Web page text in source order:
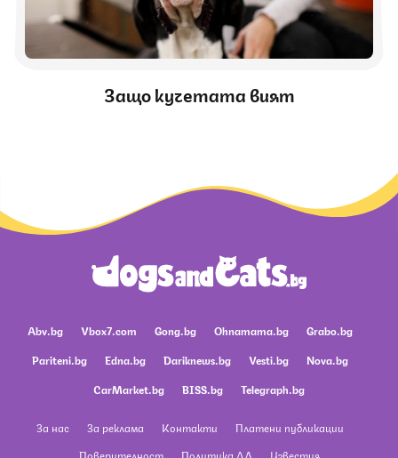
Защо кучетата вият
Abv.bg Vbox7.com Gong.bg Ohnamama.bg
Grabo.bg
Pariteni.bg
Edna.bg Dariknews.bg Vesti.bg
Nova.bg
CarMarket.bg
BISS.bg Telegraph.bg
За нас За реклама Контакти
Платени публикации
Поверителност
Политика ЛД Известия